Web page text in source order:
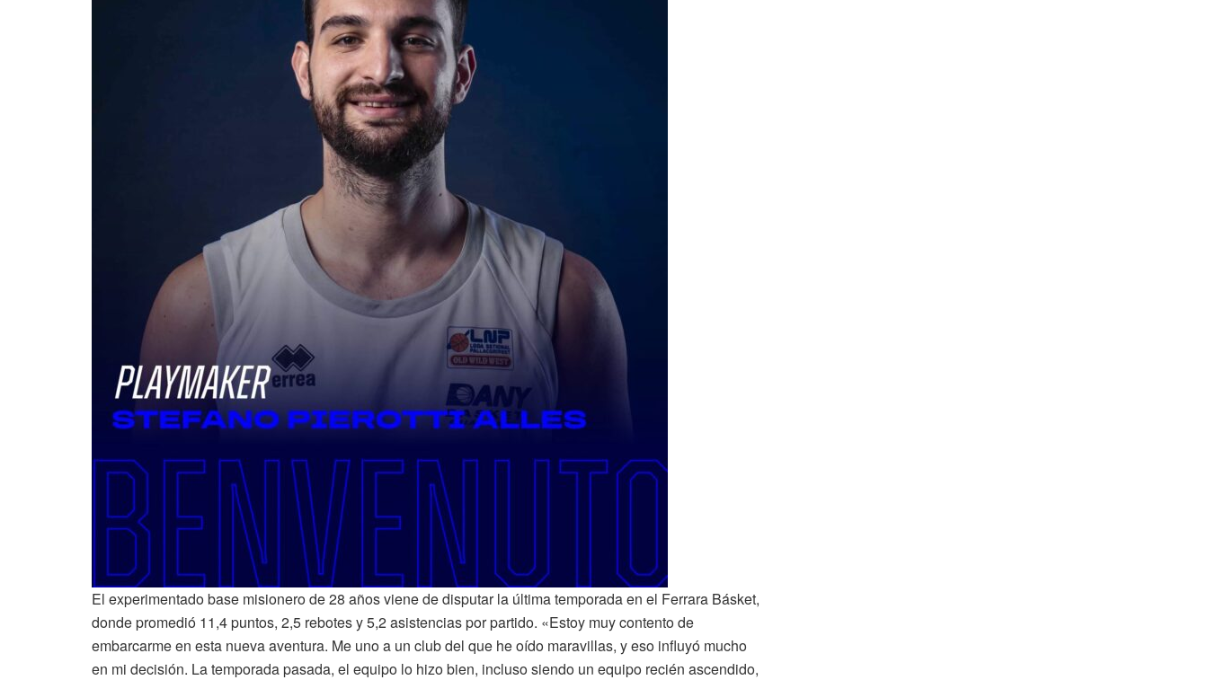
El experimentado base misionero de 28 años viene de disputar la última temporada en el Ferrara Básket,
donde promedió 11,4 puntos, 2,5 rebotes y 5,2 asistencias por partido. «Estoy muy contento de
embarcarme en esta nueva aventura. Me uno a un club del que he oído maravillas, y eso influyó mucho
en mi decisión. La temporada pasada, el equipo lo hizo bien, incluso siendo un equipo recién ascendido,